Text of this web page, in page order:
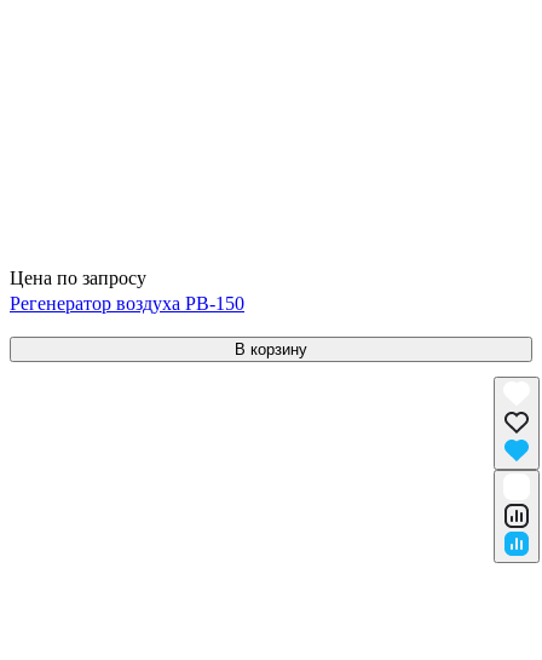
Цена по запросу
Регенератор воздуха РВ-150
В корзину